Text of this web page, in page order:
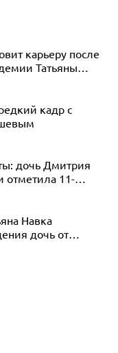
Навки
карьеру после
Татьяны
кадр с
дочь Дмитрия
отметила 11-
Навка
дочь от